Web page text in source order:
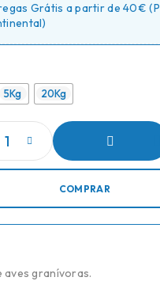
Grátis a partir de 40€
5Kg 20Kg
COMPRAR
aves granívoras.